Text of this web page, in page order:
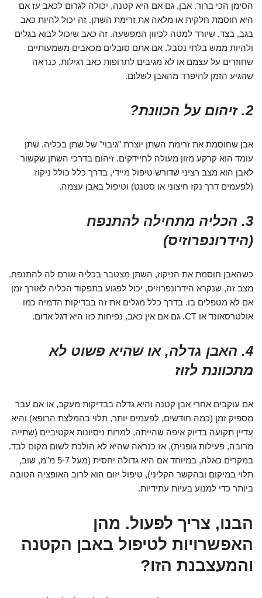
הסימן הכי ברור. אבן, גם אם היא קטנה, יכולה לגרום לכאב עז אם
היא חוסמת חלקית או מלאה את זרימת השתן. זה יכול להיות כאב
בגב, בצד, שיורד למטה לכיוון המפשעה. זה כאב שיכול לבוא בגלים
ולהיות ממש בלתי נסבל. אם אתם סובלים מכאבים משמעותיים
שחוזרים על עצמם או לא מגיבים לתרופות כאב רגילות, כנראה
שהגיע הזמן להיפרד מהאבן לשלום.
2. זיהום על הכוונת?
אבן שחוסמת את זרימת השתן יוצרת "גיבוי" של שתן בכליה. שתן
עומד הוא קרקע מזון מעולה לחיידקים. זיהום בדרכי השתן שקשור
לאבן הוא מצב רציני שדורש טיפול מיידי, בדרך כלל כולל ניקוז
(לפעמים דרך נקז חיצוני או סטנט) וטיפול באבן עצמה.
3. הכליה מתחילה להתנפח
(הידרונפרוזיס)
כשהאבן חוסמת את הניקוז, השתן מצטבר בכליה וגורם לה להתנפח.
מצב זה, שנקרא הידרונפרוזיס, יכול לפגוע בתפקוד הכליה לאורך זמן
אם לא מטפלים בו. בדרך כלל מגלים את זה בבדיקות הדמיה כמו
אולטרסאונד או CT. גם אם אין כאב, נפיחות כזו היא דגל אדום.
4. האבן גדלה, או שהיא פשוט לא
מתכוונת לזוז
אם עוקבים אחרי אבן קטנה והיא גדלה בבדיקות מעקב, או אם עבר
מספיק זמן (כמה חודשים, לפעמים יותר, תלוי בהמלצת הרופא) והיא
עדיין תקועה בדיוק איפה שהייתה, למרות ניסיונות אקטיביים (שתייה
מרובה, פעילות גופנית), אז כנראה שהיא לא הולכת לשום מקום לבד.
במקרים כאלה, במיוחד אם היא גדולה יחסית (מעל 5-7 מ"מ, שוב,
תלוי במיקום ובהקשר הקליני), טיפול יזום הוא לרוב האופציה הטובה
ביותר כדי למנוע בעיות עתידיות.
הבנו, צריך לפעול. מהן
האפשרויות לטיפול באבן הקטנה
והמעצבנת הזו?